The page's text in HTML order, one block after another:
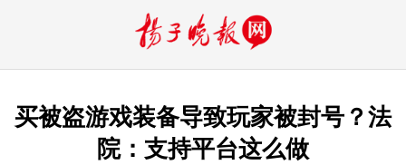
买被盗游戏装备导致玩家被封号？法
院：支持平台这么做